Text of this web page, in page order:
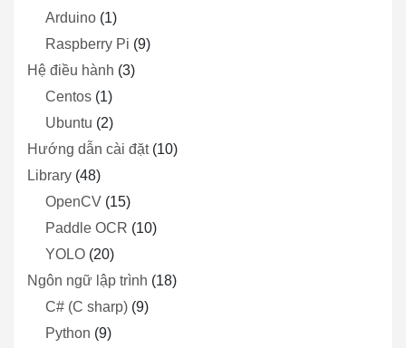
Arduino (1)
Raspberry Pi (9)
Hệ điều hành (3)
Centos (1)
Ubuntu (2)
Hướng dẫn cài đặt(10)
Library (48)
OpenCV (15)
Paddle OCR (10)
YOLO (20)
Ngôn ngữ lập trình (18)
C# (C sharp) (9)
Python (9)